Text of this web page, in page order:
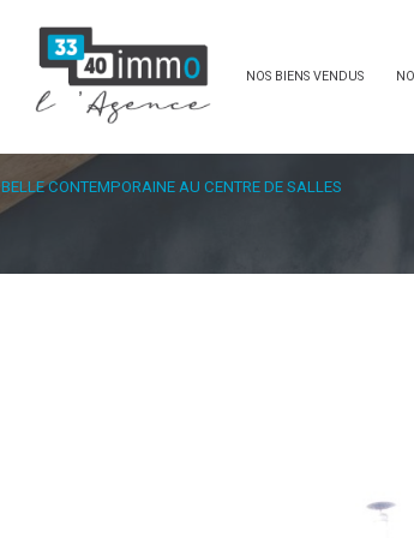
NOS BIENS VENDUS
BELLE CONTEMPORAINE AU CENTRE DE SALLES